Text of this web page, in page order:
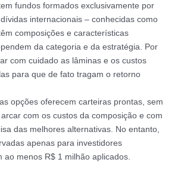
fundos formados exclusivamente por
internacionais – conhecidas como
composições e características
da categoria e da estratégia. Por
com cuidado as lâminas e os custos
para que de fato tragam o retorno
opções oferecem carteiras prontas, sem
com os custos da composição e com
das melhores alternativas. No entanto,
apenas para investidores
ao menos R$ 1 milhão aplicados.